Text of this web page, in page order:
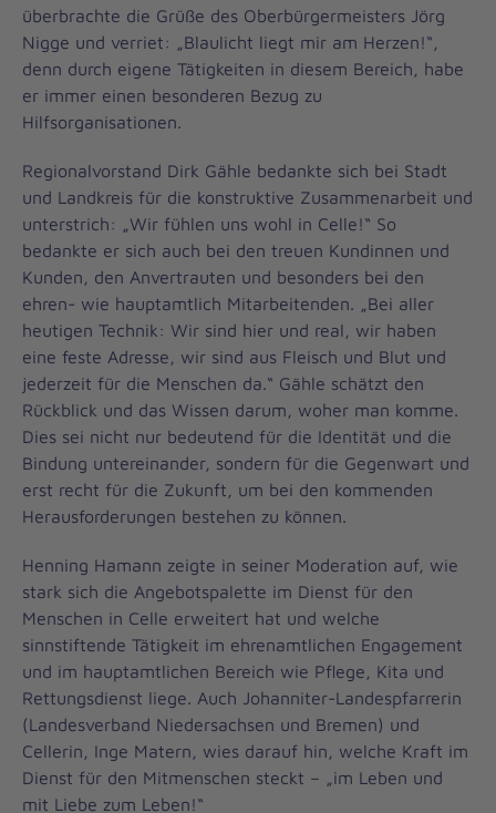
überbrachte die Grüße des Oberbürgermeisters Jörg
Nigge und verriet: „Blaulicht liegt mir am Herzen!“,
denn durch eigene Tätigkeiten in diesem Bereich, habe
er immer einen besonderen Bezug zu
Hilfsorganisationen.
Regionalvorstand Dirk Gähle bedankte sich bei Stadt
und Landkreis für die konstruktive Zusammenarbeit und
unterstrich: „Wir fühlen uns wohl in Celle!“ So
bedankte er sich auch bei den treuen Kundinnen und
Kunden, den Anvertrauten und besonders bei den
ehren- wie hauptamtlich Mitarbeitenden. „Bei aller
heutigen Technik: Wir sind hier und real, wir haben
eine feste Adresse, wir sind aus Fleisch und Blut und
jederzeit für die Menschen da.“ Gähle schätzt den
Rückblick und das Wissen darum, woher man komme.
Dies sei nicht nur bedeutend für die Identität und die
Bindung untereinander, sondern für die Gegenwart und
erst recht für die Zukunft, um bei den kommenden
Herausforderungen bestehen zu können.
Henning Hamann zeigte in seiner Moderation auf, wie
stark sich die Angebotspalette im Dienst für den
Menschen in Celle erweitert hat und welche
sinnstiftende Tätigkeit im ehrenamtlichen Engagement
und im hauptamtlichen Bereich wie Pflege, Kita und
Rettungsdienst liege. Auch Johanniter-Landespfarrerin
(Landesverband Niedersachsen und Bremen) und
Cellerin, Inge Matern, wies darauf hin, welche Kraft im
Dienst für den Mitmenschen steckt – „im Leben und
mit Liebe zum Leben!“